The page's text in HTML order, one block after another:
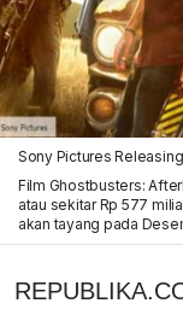
Sony Pictures Releasing
Film Ghostbusters:
atau sekitar Rp 577
akan tayang pada